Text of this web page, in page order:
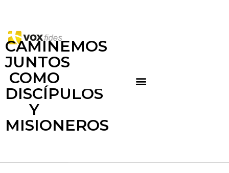
CAMINEMOS
JUNTOS
COMO
DISCÍPULOS
Y
MISIONEROS